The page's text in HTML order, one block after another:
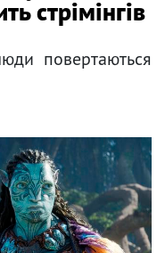
стрімінгів
повертаються